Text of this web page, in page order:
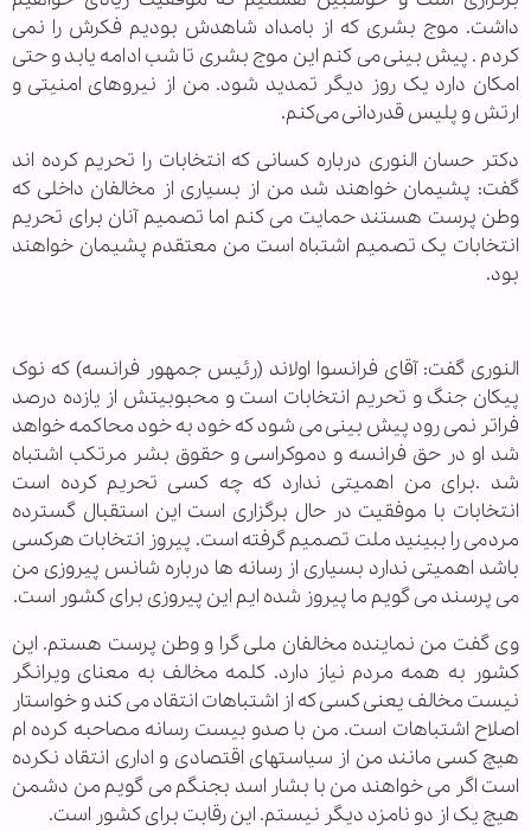
داشت. موج بشری که از بامداد شاهدش بودیم فکرش را نمی
کردم . پیش بینی می کنم این موج بشری تا شب ادامه یابد و حتی
امکان دارد یک روز دیگر تمدید شود. من از نیروهای امنیتی و
ارتش و پلیس قدردانی می‌کنم.
دکتر حسان النوری درباره کسانی که انتخابات را تحریم کرده اند
گفت: پشیمان خواهند شد من از بسیاری از مخالفان داخلی که
وطن پرست هستند حمایت می کنم اما تصمیم آنان برای تحریم
انتخابات یک تصمیم اشتباه است من معتقدم پشیمان خواهند
بود.
النوری گفت: آقای فرانسوا اولاند (رئیس جمهور فرانسه) که نوک
پیکان جنگ و تحریم انتخابات است و محبوبیتش از یازده درصد
فراتر نمی رود پیش بینی می شود که خود به خود محاکمه خواهد
شد او در حق فرانسه و دموکراسی و حقوق بشر مرتکب اشتباه
شد .برای من اهمیتی ندارد که چه کسی تحریم کرده است
انتخابات با موفقیت در حال برگزاری است این استقبال گسترده
مردمی را ببینید ملت تصمیم گرفته است. پیروز انتخابات هرکسی
باشد اهمیتی ندارد بسیاری از رسانه ها درباره شانس پیروزی من
می پرسند می گویم ما پیروز شده ایم این پیروزی برای کشور است.
وی گفت من نماینده مخالفان ملی گرا و وطن پرست هستم. این
کشور به همه مردم نیاز دارد. کلمه مخالف به معنای ویرانگر
نیست مخالف یعنی کسی که از اشتباهات انتقاد می کند و خواستار
اصلاح اشتباهات است. من با صدو بیست رسانه مصاحبه کرده ام
هیچ کسی مانند من از سیاستهای اقتصادی و اداری انتقاد نکرده
است اگر می خواهند من با بشار اسد بجنگم می گویم من دشمن
هیچ یک از دو نامزد دیگر نیستم. این رقابت برای کشور است.